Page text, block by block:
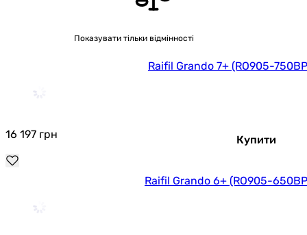
Показувати тільки відмінності
Raifil Grando 7+ (RO905-
16 197 грн Купити
Raifil Grando 6+ (RO905-